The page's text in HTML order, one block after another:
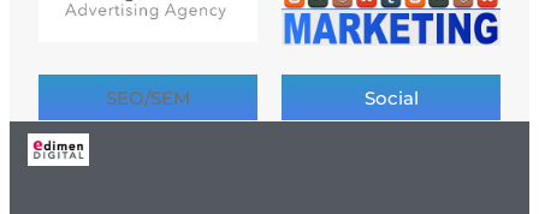
SEO/SEM Social